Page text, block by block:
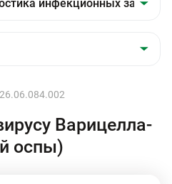
Варицелла-
оспы)